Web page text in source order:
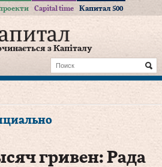
Capital time Капитал 500
з Капіталу
гривен: Рада